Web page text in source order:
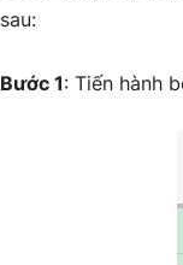
sau:
Bước 1: Tiến hành